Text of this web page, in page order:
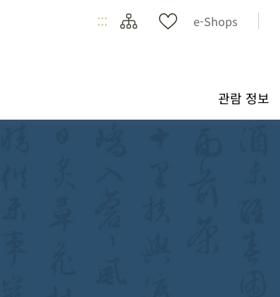
::: e-Shops
관람 정보